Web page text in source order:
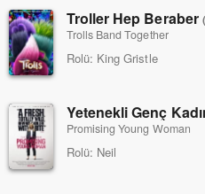
Troller Hep Beraber
Trolls Band Together
Rolü: King Gristle
Yetenekli Genç
Promising Young Woman
Rolü: Neil